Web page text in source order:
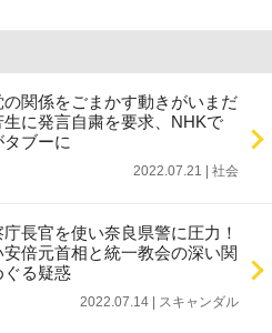
関係をごまかす動きがいまだ
に発言自粛を要求、NHKで
ブーに
2022.07.21 | 社会
長官を使い奈良県警に圧力！
倍元首相と統一教会の深い関
ぐる疑惑
2022.07.14 | スキャンダル